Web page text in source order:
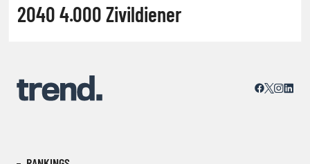
2040 4.000 Zivildiener